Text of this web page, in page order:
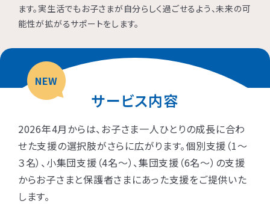
ます。実生活でもお子さまが自分らしく過ごせるよう、未来の可
能性が拡がるサポートをします。
NEW
サービス内容
2026年4月からは、お子さま一人ひとりの成長に合わ
せた支援の選択肢がさらに広がります。個別支援（1〜
３名）、小集団支援（4名〜）、集団支援（6名〜）の支援
からお子さまと保護者さまにあった支援をご提供いた
します。